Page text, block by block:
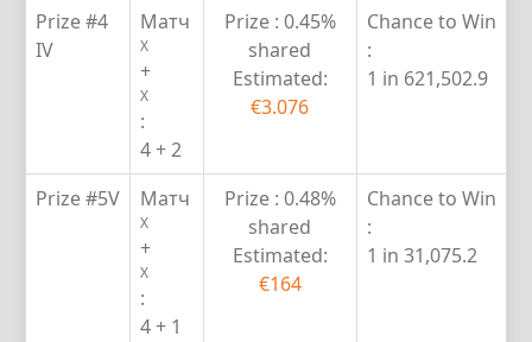
Prize #4
IV
Матч
X
+
X
:
4 + 2
Prize : 0.45%
shared
Estimated:
€3.076
Chance to Win
:
1 in 621,502.9
Prize #5V Матч
X
+
X
:
4 + 1
Prize : 0.48%
shared
Estimated:
€164
Chance to Win
:
1 in 31,075.2